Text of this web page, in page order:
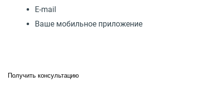
E-mail
Ваше мобильное приложение
Получить консультацию